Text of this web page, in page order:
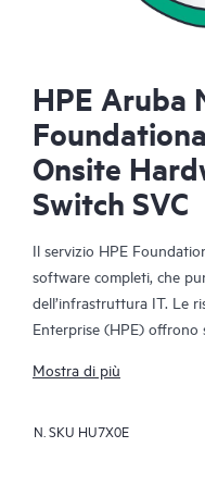
HPE Aruba
Onsite
Switch SVC
Il servizio HPE
software completi, che
dell’infrastruttura IT. Le
Enterprise (HPE) offrono
ai prodotti HPE e ad
Per i prodotti hardware
Mostra di più
N. SKU HU7X0E